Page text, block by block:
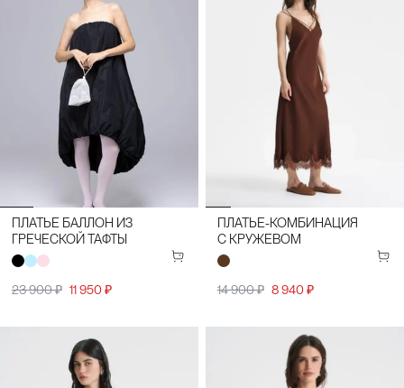
ПЛАТЬЕ БАЛЛОН ИЗ
ГРЕЧЕСКОЙ ТАФТЫ
23 900 ₽ 11 950 ₽
ПЛАТЬЕ-КОМБИНАЦИЯ
С КРУЖЕВОМ
14 900 ₽ 8 940 ₽